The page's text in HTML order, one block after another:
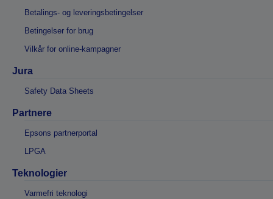
Betalings- og leveringsbetingelser
Betingelser for brug
Vilkår for online-kampagner
Jura
Safety Data Sheets
Partnere
Epsons partnerportal
LPGA
Teknologier
Varmefri teknologi